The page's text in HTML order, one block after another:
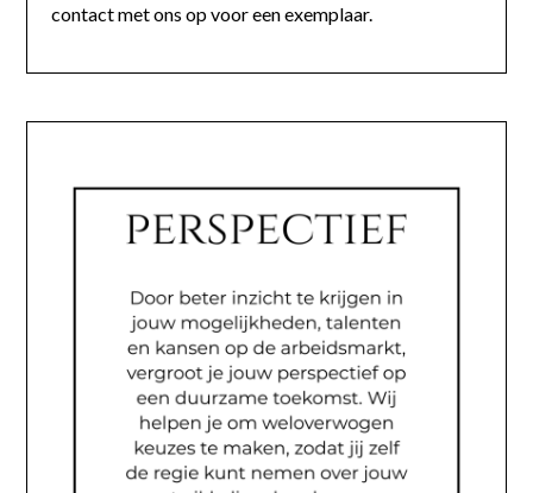
contact met ons op voor een exemplaar.